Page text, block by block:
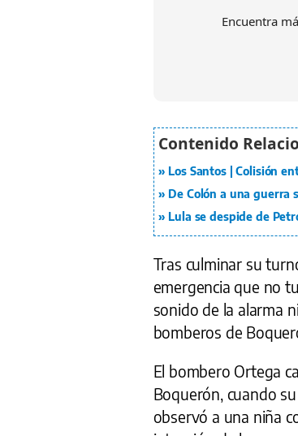
Encuentra
Los Santos | Colisión
De Colón a una guerra
Lula se despide de
Tras culminar su
emergencia que no
sonido de la alarma
bomberos de
El bombero Ortega
Boquerón, cuando
observó a una niña